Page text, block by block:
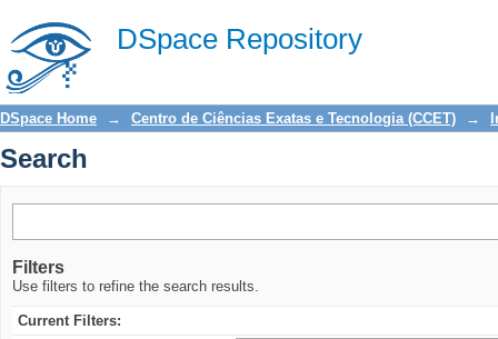
DSpace Repository
Search
DSpace Home → Centro de Ciências Exatas e Tecnologia (CCET) →
Search
Filters
Use filters to refine the search results.
Current Filters: